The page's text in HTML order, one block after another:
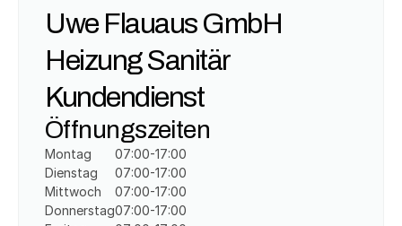
Uwe Flauaus GmbH
Heizung Sanitär
Kundendienst
Öffnungszeiten
Montag
Dienstag
Mittwoch
Donnerstag
07:00-17:00
07:00-17:00
07:00-17:00
07:00-17:00